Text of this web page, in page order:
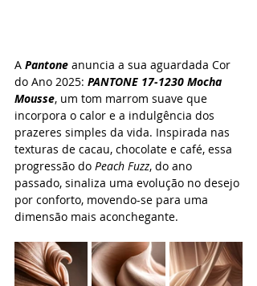
A Pantone anuncia a sua aguardada Cor
do Ano 2025: PANTONE 17-1230 Mocha
Mousse, um tom marrom suave que
incorpora o calor e a indulgência dos
prazeres simples da vida. Inspirada nas
texturas de cacau, chocolate e café, essa
progressão do Peach Fuzz, do ano
passado, sinaliza uma evolução no desejo
por conforto, movendo-se para uma
dimensão mais aconchegante.